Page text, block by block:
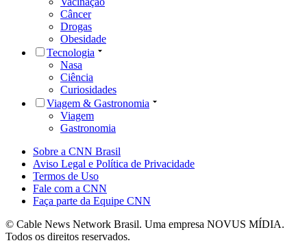
Câncer
Drogas
Obesidade
Tecnologia
Nasa
Ciência
Curiosidades
Viagem & Gastronomia
Viagem
Gastronomia
Sobre a CNN Brasil
Aviso Legal e Política de Privacidade
Termos de Uso
Fale com a CNN
Faça parte da Equipe CNN
© Cable News Network Brasil. Uma empresa NOVUS MÍDIA.
Todos os direitos reservados.